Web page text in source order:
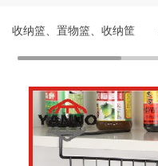
收纳篮、置物篮、收纳筐